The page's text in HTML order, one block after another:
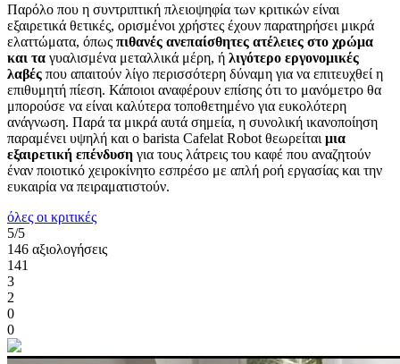
Παρόλο που η συντριπτική πλειοψηφία των κριτικών είναι
εξαιρετικά θετικές, ορισμένοι χρήστες έχουν παρατηρήσει μικρά
ελαττώματα, όπως πιθανές ανεπαίσθητες ατέλειες στο χρώμα
και τα γυαλισμένα μεταλλικά μέρη, ή λιγότερο εργονομικές
λαβές που απαιτούν λίγο περισσότερη δύναμη για να επιτευχθεί η
επιθυμητή πίεση. Κάποιοι αναφέρουν επίσης ότι το μανόμετρο θα
μπορούσε να είναι καλύτερα τοποθετημένο για ευκολότερη
ανάγνωση. Παρά τα μικρά αυτά σημεία, η συνολική ικανοποίηση
παραμένει υψηλή και ο barista Cafelat Robot θεωρείται μια
εξαιρετική επένδυση για τους λάτρεις του καφέ που αναζητούν
έναν ποιοτικό χειροκίνητο εσπρέσο με απλή ροή εργασίας και την
ευκαιρία να πειραματιστούν.
όλες οι κριτικές
5/5
146 αξιολογήσεις
141
3
2
0
0